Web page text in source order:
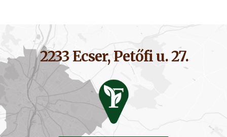
2233 Ecser, Petőfi u. 27.